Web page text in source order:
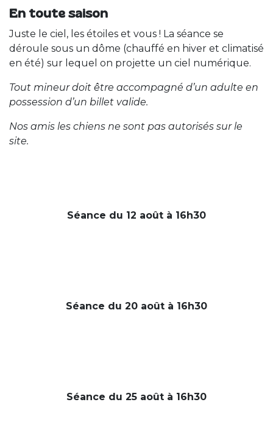
En toute saison
Juste le ciel, les étoiles et vous ! La séance se
déroule sous un dôme (chauffé en hiver et climatisé
en été) sur lequel on projette un ciel numérique.
Tout mineur doit être accompagné d’un adulte en
possession d’un billet valide.
Nos amis les chiens ne sont pas autorisés sur le
site.
Séance du 12 août à 16h30
Séance du 20 août à 16h30
Séance du 25 août à 16h30